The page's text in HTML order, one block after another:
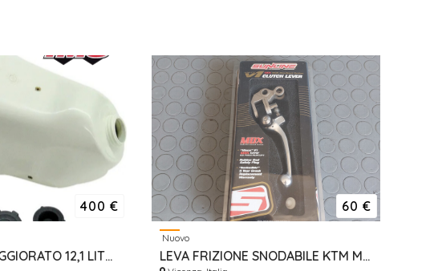
400 €
SERBATOIO MAGGIORATO 12,1 LITRI HONDA CR 125 / 250 92/97
60 €
Nuovo
LEVA FRIZIONE SNODABILE KTM MAGURA 07-09 NUOVA